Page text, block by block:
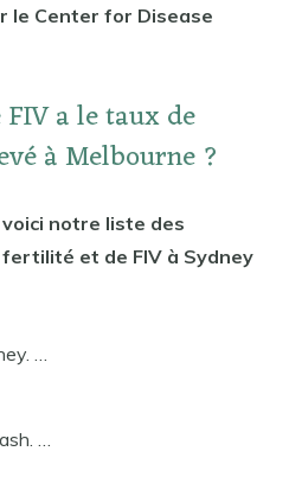
le Center for Disease
a le taux de
à Melbourne ?
notre liste des
et de FIV à Sydney
…
…